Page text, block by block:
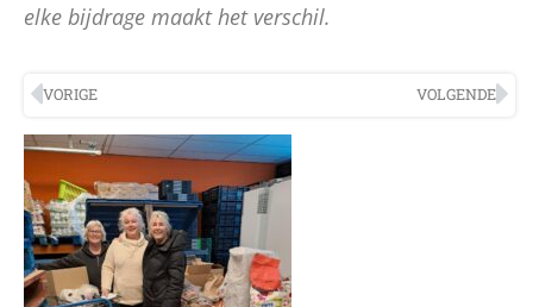
elke bijdrage maakt het verschil.
VORIGE VOLGENDE